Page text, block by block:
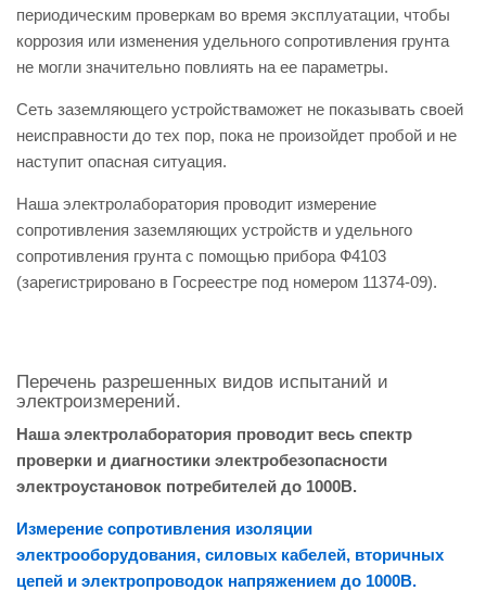
периодическим проверкам во время эксплуатации, чтобы
коррозия или изменения удельного сопротивления грунта
не могли значительно повлиять на ее параметры.
Сеть заземляющего устройстваможет не показывать своей
неисправности до тех пор, пока не произойдет пробой и не
наступит опасная ситуация.
Наша электролаборатория проводит измерение
сопротивления заземляющих устройств и удельного
сопротивления грунта с помощью прибора Ф4103
(зарегистрировано в Госреестре под номером 11374-09).
Перечень разрешенных видов испытаний и
электроизмерений.
Наша электролаборатория проводит весь спектр
проверки и диагностики электробезопасности
электроустановок потребителей до 1000В.
Измерение сопротивления изоляции
электрооборудования, силовых кабелей, вторичных
цепей и электропроводок напряжением до 1000В.